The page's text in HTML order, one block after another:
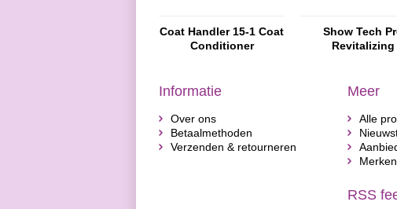
Coat Handler 15-1 Coat
Conditioner
Show Tech
Revitalizing
Informatie
Over ons
Betaalmethoden
Verzenden & retourneren
Meer
Alle
Merken
RSS